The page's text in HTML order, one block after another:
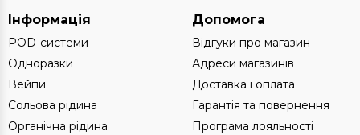
Інформація
POD-системи
Одноразки
Вейпи
Сольова рідина
Органічна рідина
Допомога
Відгуки про магазин
Адреси магазинів
Доставка і оплата
Гарантія та повернення
Програма лояльності